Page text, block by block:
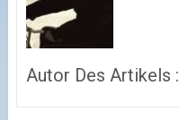
Autor Des Artikels :